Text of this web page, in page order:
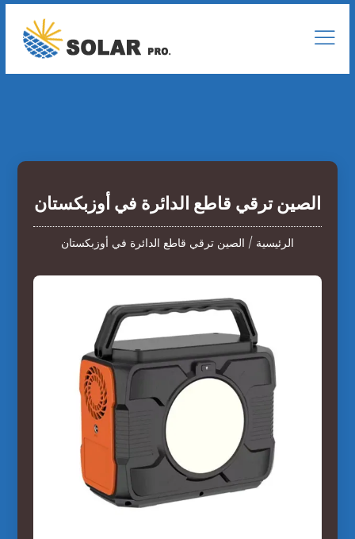
الصين ترقي قاطع الدائرة في أوزبكستان
الرئيسية / الصين ترقي قاطع الدائرة في أوزبكستان